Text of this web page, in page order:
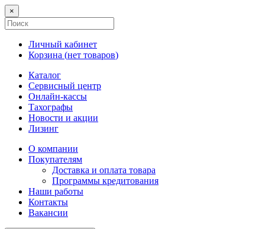
×
Личный кабинет
Корзина (нет товаров)
Каталог
Сервисный центр
Онлайн-кассы
Тахографы
Новости и акции
Лизинг
О компании
Покупателям
Доставка и оплата товара
Программы кредитования
Наши работы
Контакты
Вакансии